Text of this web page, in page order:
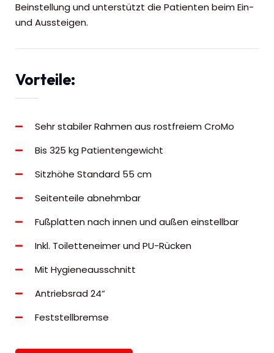
Beinstellung und unterstützt die Patienten beim Ein-
und Aussteigen.
Vorteile:
Sehr stabiler Rahmen aus rostfreiem CroMo
Bis 325 kg Patientengewicht
Sitzhöhe Standard 55 cm
Seitenteile abnehmbar
Fußplatten nach innen und außen einstellbar
Inkl. Toiletteneimer und PU-Rücken
Mit Hygieneausschnitt
Antriebsrad 24“
Feststellbremse